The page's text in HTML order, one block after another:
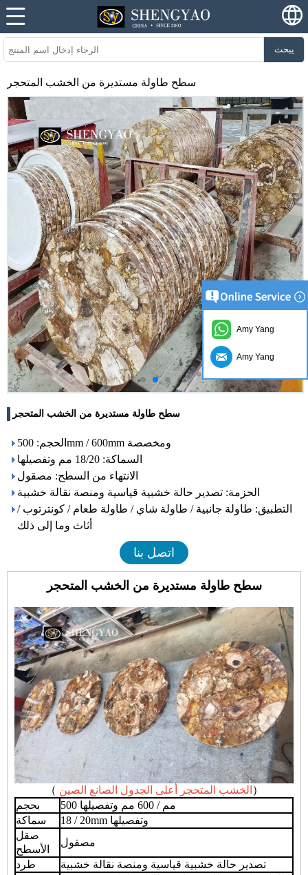
يبحث
سطح طاولة مستديرة من الخشب المتحجر
سطح طاولة مستديرة من الخشب المتحجر
الحجم: 500mm / 600mm ومخصصة
السماكة: 18/20 مم وتفصيلها
الانتهاء من السطح: مصقول
الحزمة: تصدير حالة خشبية قياسية ومنصة نقالة خشبية
التطبيق: طاولة جانبية / طاولة شاي / طاولة طعام / كونترتوب /
أثاث وما إلى ذلك
اتصل بنا
سطح طاولة مستديرة من الخشب المتحجر
（ الخشب المتحجر أعلى الجدول الصانع الصين ）
بحجم
500 مم / 600 مم وتفصيلها
سماكة
18 / 20mm وتفصيلها
صقل
الأسطح
مصقول
طرد
تصدير حالة خشبية قياسية ومنصة نقالة خشبية
Amy Yang
Amy Yang